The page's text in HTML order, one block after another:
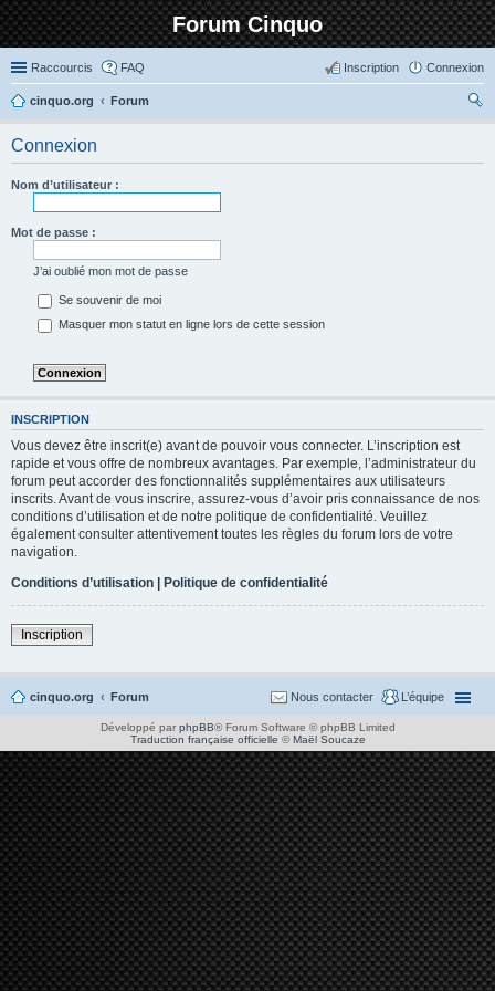
Forum Cinquo
Raccourcis FAQ Connexion
Inscription
cinquo.org
Forum
Connexion
Nom d’utilisateur :
Mot de passe :
J’ai oublié mon mot de passe
Se souvenir de moi
Masquer mon statut en ligne lors de cette session
INSCRIPTION
Vous devez être inscrit(e) avant de pouvoir vous connecter. L’inscription est
rapide et vous offre de nombreux avantages. Par exemple, l’administrateur du
forum peut accorder des fonctionnalités supplémentaires aux utilisateurs
inscrits. Avant de vous inscrire, assurez-vous d’avoir pris connaissance de nos
conditions d’utilisation et de notre politique de confidentialité. Veuillez
également consulter attentivement toutes les règles du forum lors de votre
navigation.
Conditions d’utilisation | Politique de confidentialité
Inscription
cinquo.org Forum L’équipe
Nous contacter
Développé par phpBB® Forum Software © phpBB Limited
Traduction française officielle ©Maël Soucaze